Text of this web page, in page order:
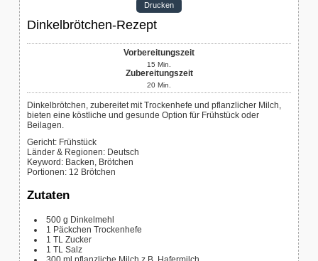
Drucken
Dinkelbrötchen-Rezept
Vorbereitungszeit
15 Min.
Zubereitungszeit
20 Min.
Dinkelbrötchen, zubereitet mit Trockenhefe und pflanzlicher Milch,
bieten eine köstliche und gesunde Option für Frühstück oder
Beilagen.
Gericht: Frühstück
Länder & Regionen: Deutsch
Keyword: Backen, Brötchen
Portionen: 12 Brötchen
Zutaten
500 g Dinkelmehl
1 Päckchen Trockenhefe
1 TL Zucker
1 TL Salz